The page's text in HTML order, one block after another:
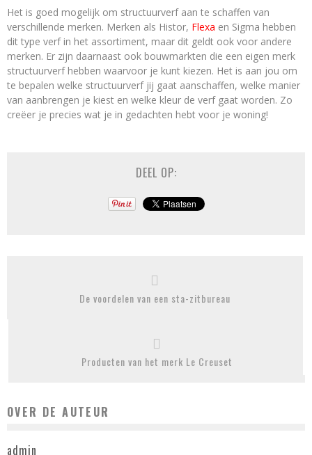
Het is goed mogelijk om structuurverf aan te schaffen van
verschillende merken. Merken als Histor, Flexa en Sigma hebben
dit type verf in het assortiment, maar dit geldt ook voor andere
merken. Er zijn daarnaast ook bouwmarkten die een eigen merk
structuurverf hebben waarvoor je kunt kiezen. Het is aan jou om
te bepalen welke structuurverf jij gaat aanschaffen, welke manier
van aanbrengen je kiest en welke kleur de verf gaat worden. Zo
creëer je precies wat je in gedachten hebt voor je woning!
DEEL OP:
De voordelen van een sta-zitbureau
Producten van het merk Le Creuset
OVER DE AUTEUR
admin